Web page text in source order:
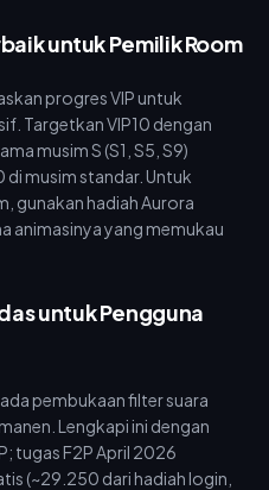
untuk Pemilik Room
progres VIP untuk
Targetkan VIP10 dengan
musim S (S1, S5, S9)
musim standar. Untuk
gunakan hadiah Aurora
animasinya yang memukau
untuk Pengguna
pembukaan filter suara
Lengkapi ini dengan
tugas F2P April 2026
(~29.250 dari hadiah login,